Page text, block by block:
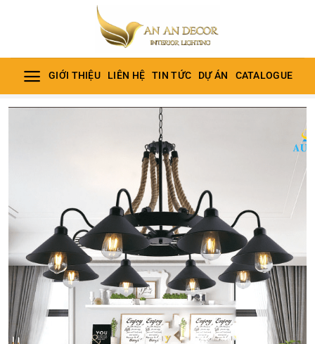
dung
GIỚI THIỆU LIÊN HỆ TIN TỨC DỰ ÁN CATALOGUE